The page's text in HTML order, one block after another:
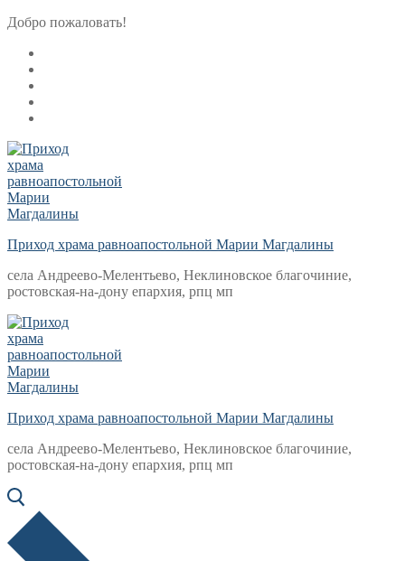
Перейти
содержимому
Меню
Закрыть
Добро пожаловать!
Приход храма равноапостольной Марии Магдалины
села Андреево-Мелентьево, Неклиновское благочиние,
ростовская-на-дону епархия, рпц мп
Приход храма равноапостольной Марии Магдалины
села Андреево-Мелентьево, Неклиновское благочиние,
ростовская-на-дону епархия, рпц мп